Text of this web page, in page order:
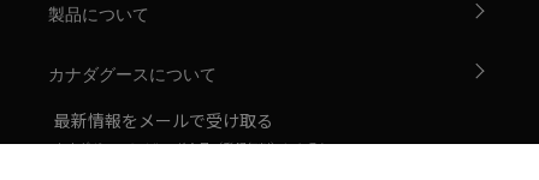
製品について
カナダグースについて
最新情報をメールで受け取る
カナダグースのメルマガ会員（登録無料）になると、